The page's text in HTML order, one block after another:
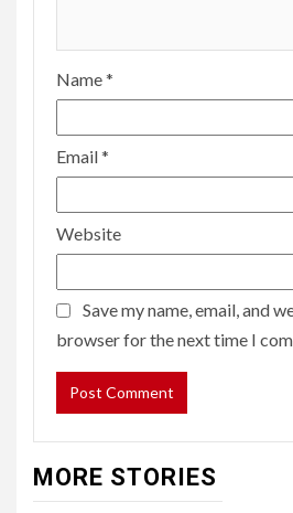
Name*
Email*
Website
Save my name, email, and
browser for the next time I
MORE STORIES